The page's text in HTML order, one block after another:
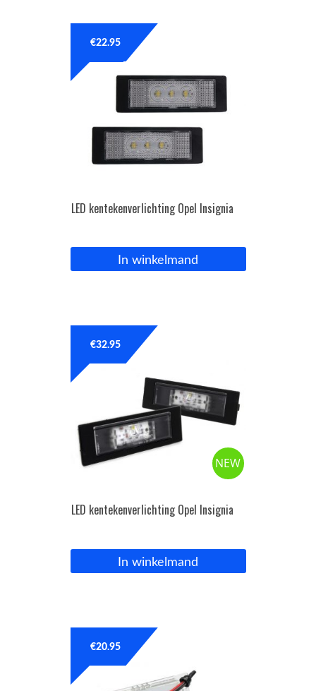
LED kentekenverlichting Opel Insignia
€22.95
In winkelmand
NEW
LED kentekenverlichting Opel Insignia
€32.95
In winkelmand
€20.95